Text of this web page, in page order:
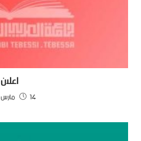
اعلان
14 مارس 2022